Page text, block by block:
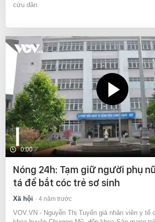
cứu dân.
0:00
Nóng 24h: Tạm giữ người phụ
tá để bắt cóc trẻ sơ sinh
Xã hội 4 năm trước
VOV.VN - Nguyễn Thị Tuyến giả nhân viên y tế